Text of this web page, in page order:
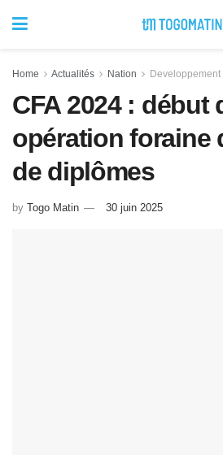
Home Actualités Nation
CFA 2024 : début
opération foraine
de diplômes
by Togo Matin 30 juin 2025